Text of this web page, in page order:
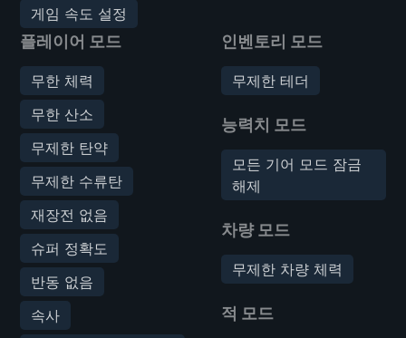
게임 속도 설정
플레이어 모드
무한 체력
무한 산소
무제한 탄약
무제한 수류탄
재장전 없음
슈퍼 정확도
반동 없음
속사
인벤토리 모드
무제한 테더
능력치 모드
모든 기어 모드 잠금
해제
차량 모드
무제한 차량 체력
적 모드